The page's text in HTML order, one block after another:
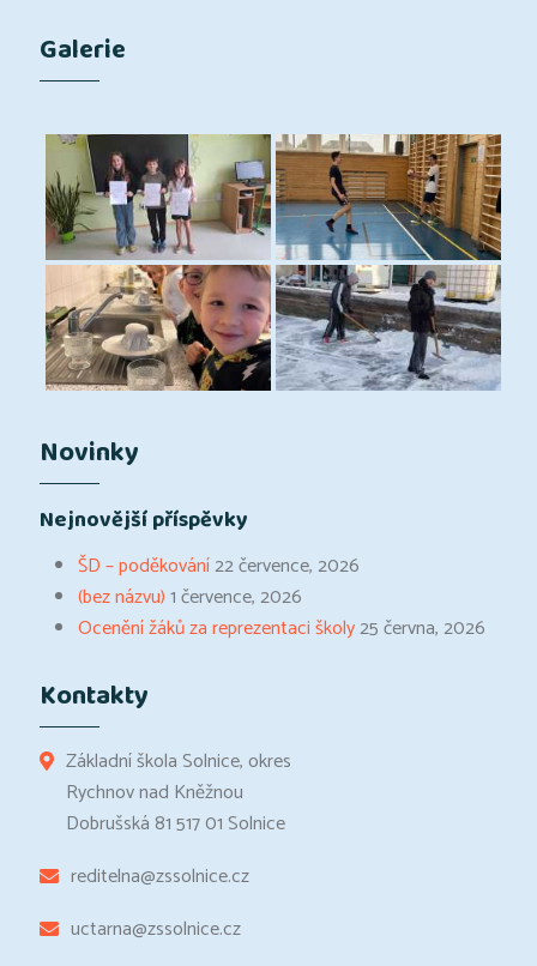
Galerie
Novinky
Nejnovější příspěvky
ŠD – poděkování22 července, 2026
(bez názvu)1 července, 2026
Ocenění žáků za reprezentaci školy25 června, 2026
Kontakty
Základní škola Solnice, okres
Rychnov nad Kněžnou
Dobrušská 81 517 01 Solnice
reditelna@zssolnice.cz
uctarna@zssolnice.cz